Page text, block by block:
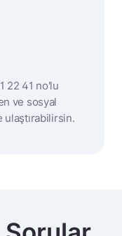
22 41 no'lu
ve sosyal
ulaştırabilirsin.